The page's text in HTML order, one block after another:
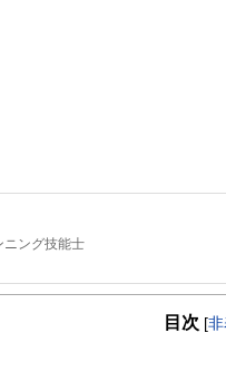
ニング技能士
大手金融機関に入行後、ルクセン
・セミナー講師・執筆などを行う。
目次 [非